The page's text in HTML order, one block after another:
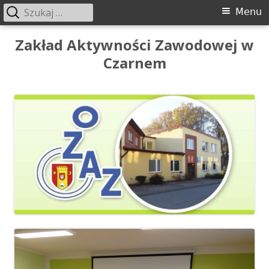
Przeskocz
Zakład Aktywności Zawodowej w
Czarnem
Menu
główne
Menu
Szukaj: